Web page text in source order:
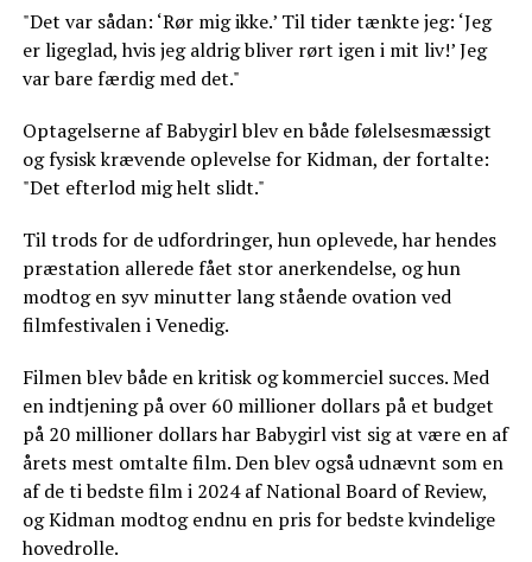
"Det var sådan: ‘Rør mig ikke.’ Til tider tænkte jeg: ‘Jeg
er ligeglad, hvis jeg aldrig bliver rørt igen i mit liv!’ Jeg
var bare færdig med det."
Optagelserne af Babygirl blev en både følelsesmæssigt
og fysisk krævende oplevelse for Kidman, der fortalte:
"Det efterlod mig helt slidt."
Til trods for de udfordringer, hun oplevede, har hendes
præstation allerede fået stor anerkendelse, og hun
modtog en syv minutter lang stående ovation ved
filmfestivalen i Venedig.
Filmen blev både en kritisk og kommerciel succes. Med
en indtjening på over 60 millioner dollars på et budget
på 20 millioner dollars har Babygirl vist sig at være en af
årets mest omtalte film. Den blev også udnævnt som en
af de ti bedste film i 2024 af National Board of Review,
og Kidman modtog endnu en pris for bedste kvindelige
hovedrolle.